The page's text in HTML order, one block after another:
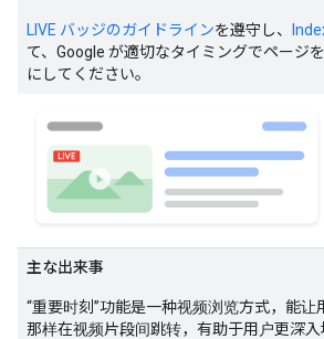
LIVE バッジのガイドラインを遵守し、
て、Google が適切なタイミングでページ
にしてください。
主な出来事
“重要时刻”功能是一种视频浏览方式，能
那样在视频片段间跳转，有助于用户更深入